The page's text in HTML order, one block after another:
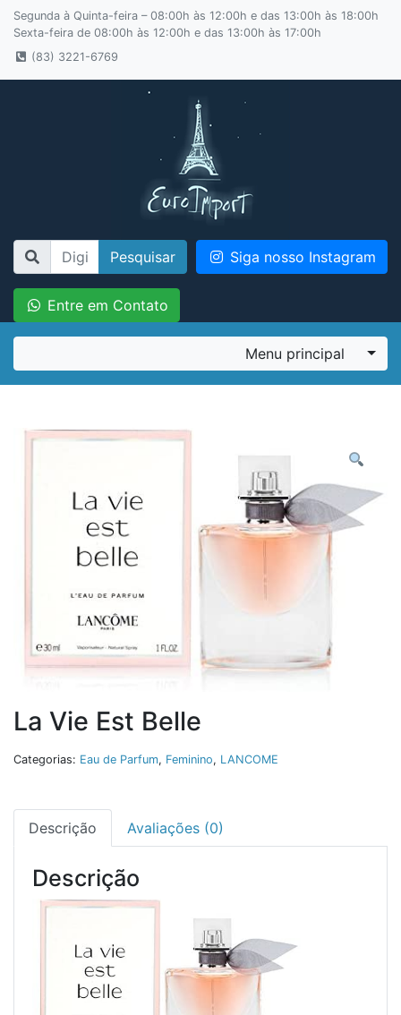
Segunda à Quinta-feira – 08:00h às 12:00h e das 13:00h às 18:00h
Sexta-feira de 08:00h às 12:00h e das 13:00h às 17:00h
(83) 3221-6769
Pesquisar Siga nosso Instagram
Entre em Contato
Menu principal
La Vie Est Belle
Categorias: Eau de Parfum, Feminino, LANCOME
Descrição Avaliações (0)
Descrição